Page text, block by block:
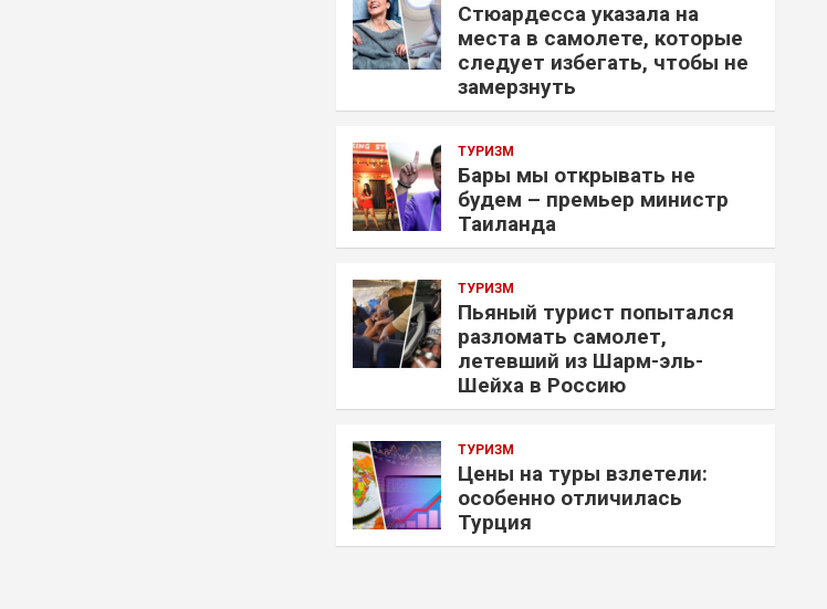
Стюардесса указала на
места в самолете, которые
следует избегать, чтобы не
замерзнуть
ТУРИЗМ
Бары мы открывать не
будем – премьер министр
Таиланда
ТУРИЗМ
Пьяный турист попытался
разломать самолет,
летевший из Шарм-эль-
Шейха в Россию
ТУРИЗМ
Цены на туры взлетели:
особенно отличилась
Турция